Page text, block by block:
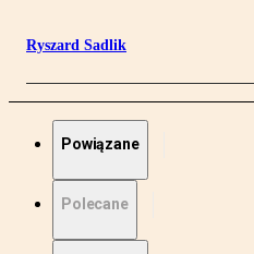
Ryszard Sadlik
Powiązane
Polecane